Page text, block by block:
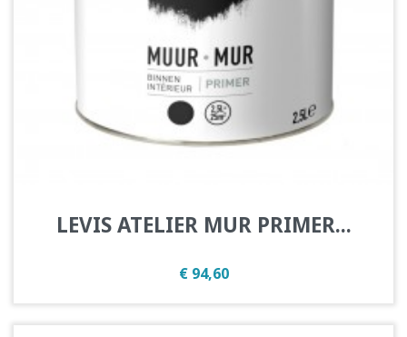
LEVIS ATELIER MUR PRIMER...
Prijs
€ 94,60